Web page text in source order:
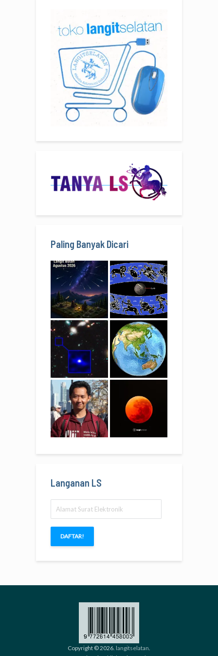
Paling Banyak Dicari
Langanan LS
Surat
Elektronik
DAFTAR!
Copyright © 2026. langitselatan